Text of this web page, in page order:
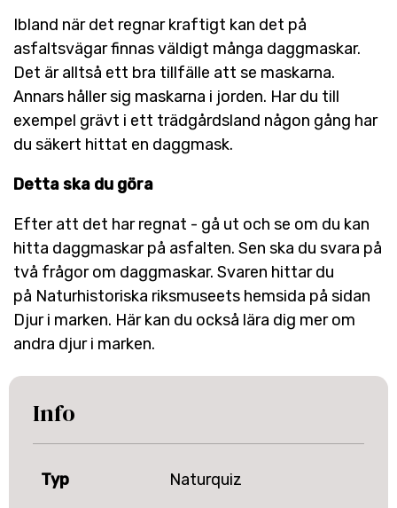
Ibland när det regnar kraftigt kan det på
asfaltsvägar finnas väldigt många daggmaskar.
Det är alltså ett bra tillfälle att se maskarna.
Annars håller sig maskarna i jorden. Har du till
exempel grävt i ett trädgårdsland någon gång har
du säkert hittat en daggmask.
Detta ska du göra
Efter att det har regnat - gå ut och se om du kan
hitta daggmaskar på asfalten. Sen ska du svara på
två frågor om daggmaskar. Svaren hittar du
på Naturhistoriska riksmuseets hemsida på sidan
Djur i marken. Här kan du också lära dig mer om
andra djur i marken.
Info
Typ Naturquiz